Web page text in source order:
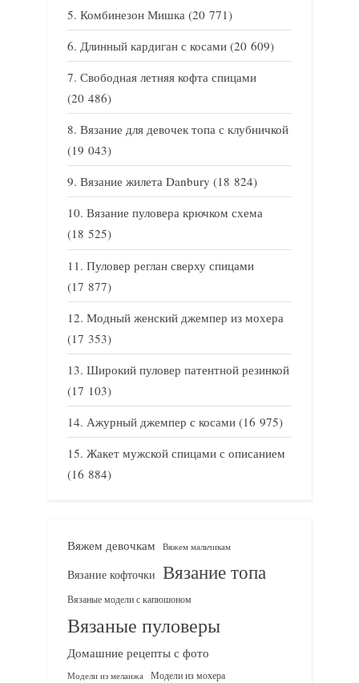
Комбинезон Мишка (20 771)
Длинный кардиган с косами (20 609)
Свободная летняя кофта спицами
(20 486)
Вязание для девочек топа с клубничкой
(19 043)
Вязание жилета Danbury (18 824)
Вязание пуловера крючком схема
(18 525)
Пуловер реглан сверху спицами
(17 877)
Модный женский джемпер из мохера
(17 353)
Широкий пуловер патентной резинкой
(17 103)
Ажурный джемпер с косами (16 975)
Жакет мужской спицами с описанием
(16 884)
Вяжем девочкам Вяжем мальчикам
Вязание кофточки Вязание топа
Вязаные модели с капюшоном
Вязаные пуловеры
Домашние рецепты с фото
Модели из меланжа Модели из мохера